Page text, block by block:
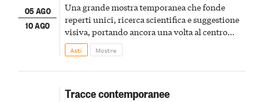
05 AGO
10 AGO
Una grande mostra temporanea che fonde
reperti unici, ricerca scientifica e suggestione
visiva, portando ancora una volta al centro
della scena le meraviglie del passato astigiano
Asti Mostre
Tracce contemporanee